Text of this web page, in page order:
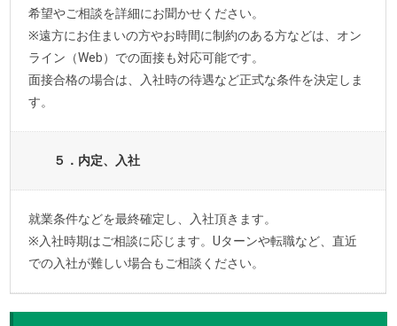
希望やご相談を詳細にお聞かせください。
※遠方にお住まいの方やお時間に制約のある方などは、オン
ライン（Web）での面接も対応可能です。
面接合格の場合は、入社時の待遇など正式な条件を決定しま
す。
５．内定、入社
就業条件などを最終確定し、入社頂きます。
※入社時期はご相談に応じます。Uターンや転職など、直近
での入社が難しい場合もご相談ください。